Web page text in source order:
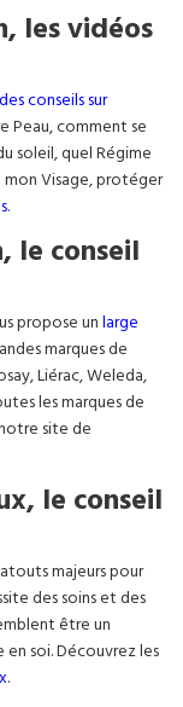
les vidéos
des conseils sur
Peau, comment se
soleil, quel Régime
Visage, protéger
.
le conseil
propose unlarge
marques de
Liérac, Weleda,
les marques de
site de
le conseil
majeurs pour
des soins et des
être un
soi. Découvrez les
.